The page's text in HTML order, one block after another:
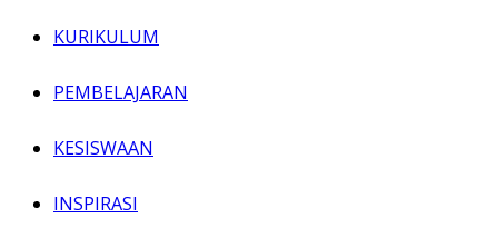
KURIKULUM
PEMBELAJARAN
KESISWAAN
INSPIRASI